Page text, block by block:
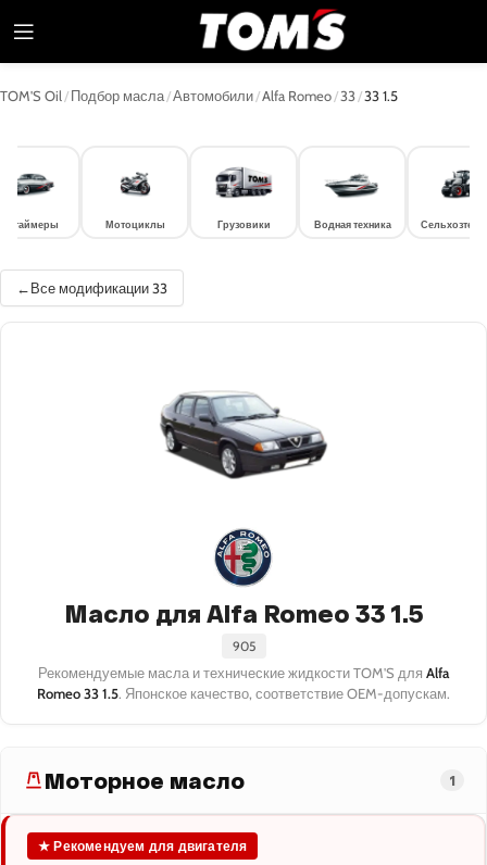
TOM'S Oil /Подбор масла/Автомобили/Alfa Romeo/33/33 1.5
Мотоциклы Грузовики Водная техника
Все модификации 33
Масло для Alfa Romeo 33 1.5
905
Рекомендуемые масла и технические жидкости TOM'S для Alfa
Romeo 33 1.5. Японское качество, соответствие OEM-допускам.
Моторное масло 1
★ Рекомендуем для двигателя